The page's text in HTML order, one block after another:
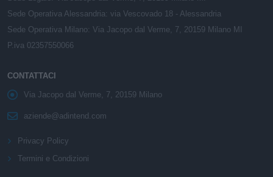
Sede Operativa Alessandria: via Vescovado 18 - Alessandria
Sede Operativa Milano: Via Jacopo dal Verme, 7, 20159 Milano MI
P.iva 02357550066
CONTATTACI
Via Jacopo dal Verme, 7, 20159 Milano
aziende@adintend.com
Privacy Policy
Termini e Condizioni